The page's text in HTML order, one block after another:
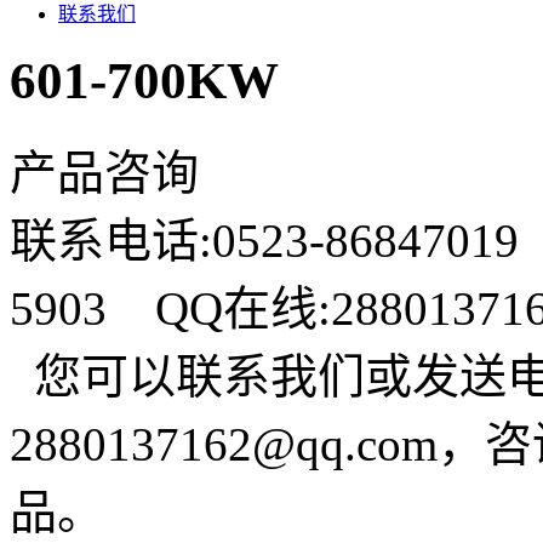
联系我们
601-700KW
产品咨询
联系电话:0523-
5903 QQ在线
您可以联系我们或发送
2880137162@qq.com，
品。